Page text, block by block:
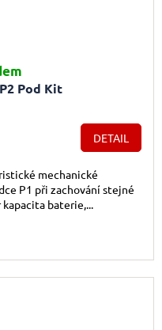
Pod Kit
z 5 hvězdiček.
DETAIL
mechanické
P1 při zachování stejné
baterie,...